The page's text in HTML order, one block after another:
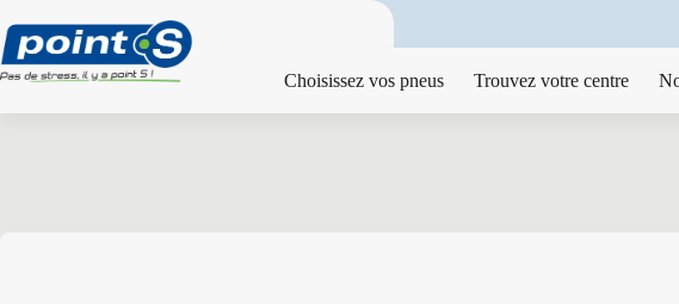
au
contenu
Choisissez vos pneus Trouvez votre centre